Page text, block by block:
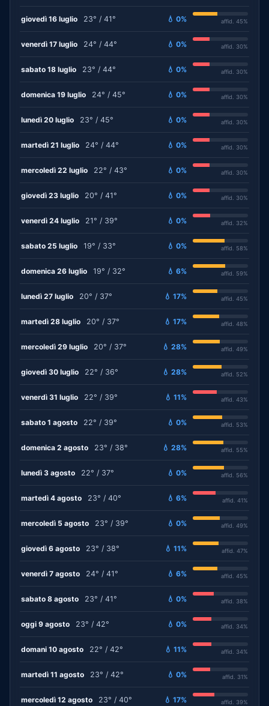
giovedì 16 luglio 23° / 41° 💧 0% affid. 45%
venerdì 17 luglio 24° / 44° 💧 0% affid. 30%
sabato 18 luglio 23° / 44° 💧 0% affid. 30%
domenica 19 luglio 24° / 45° 💧 0% affid. 30%
lunedì 20 luglio 23° / 45° 💧 0% affid. 30%
martedì 21 luglio 24° / 44° 💧 0% affid. 30%
mercoledì 22 luglio 22° / 43° 💧 0% affid. 30%
giovedì 23 luglio 20° / 41° 💧 0% affid. 30%
venerdì 24 luglio 21° / 39° 💧 0% affid. 32%
sabato 25 luglio 19° / 33° 💧 0% affid. 58%
domenica 26 luglio 19° / 32° 💧 6% affid. 59%
lunedì 27 luglio 20° / 37° 💧 17% affid. 45%
martedì 28 luglio 20° / 37° 💧 17% affid. 48%
mercoledì 29 luglio 20° / 37° 💧 28% affid. 49%
giovedì 30 luglio 22° / 36° 💧 28% affid. 52%
venerdì 31 luglio 22° / 39° 💧 11% affid. 43%
sabato 1 agosto 22° / 39° 💧 0% affid. 53%
domenica 2 agosto 23° / 38° 💧 28% affid. 55%
lunedì 3 agosto 22° / 37° 💧 0% affid. 56%
martedì 4 agosto 23° / 40° 💧 6% affid. 41%
mercoledì 5 agosto 23° / 39° 💧 0% affid. 49%
giovedì 6 agosto 23° / 38° 💧 11% affid. 47%
venerdì 7 agosto 24° / 41° 💧 6% affid. 45%
sabato 8 agosto 23° / 41° 💧 0% affid. 38%
oggi 9 agosto 23° / 42° 💧 0% affid. 34%
domani 10 agosto 22° / 42° 💧 11% affid. 34%
martedì 11 agosto 23° / 42° 💧 0% affid. 31%
mercoledì 12 agosto 23° / 40° 💧 17% affid. 39%